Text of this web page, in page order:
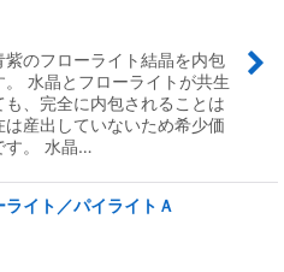
紫のフローライト結晶を内包
。 水晶とフローライトが共生
、完全に内包されることは
産出していないため希少価
す。 水晶…
イト／パイライトＡ